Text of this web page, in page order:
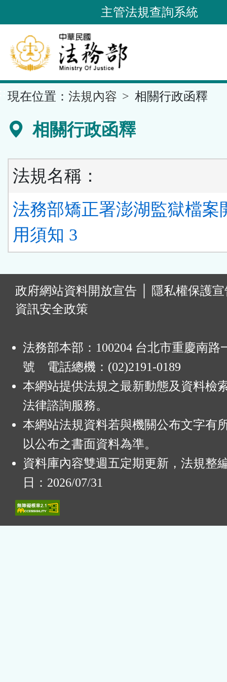
到
要
內
容
區
主管法規查詢系統
現在位置： 法規內容 相關行政函釋
相關行政函釋
法規名稱：
法務部矯正署澎湖監獄檔案
用須知 3
政府網站資料開放宣告
隱私權保護
資訊安全政策
法務部本部：100204 台北市重慶南路
號 電話總機：(02)2191-0189
本網站提供法規之最新動態及資料檢
法律諮詢服務。
本網站法規資料若與機關公布文字有
以公布之書面資料為準。
資料庫內容雙週五定期更新，法規整
日：2026/07/31